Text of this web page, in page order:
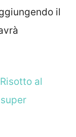
il
Risotto al